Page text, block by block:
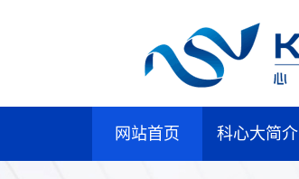
网站首页 科心大简介